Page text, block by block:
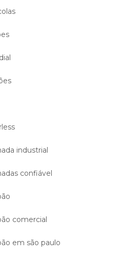
industrial
confiável
comercial
em são paulo